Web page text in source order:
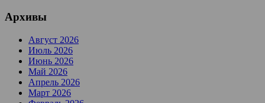
Архивы
Август 2026
Июль 2026
Июнь 2026
Май 2026
Апрель 2026
Март 2026